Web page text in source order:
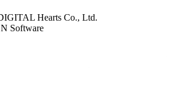
Hearts Co., Ltd.
Software